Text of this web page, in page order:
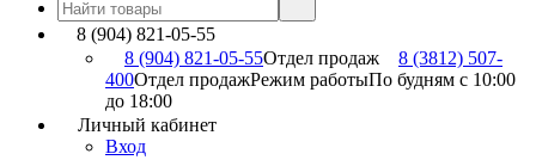
8 (904) 821-05-55
8 (904) 821-05-55Отдел продаж
8 (3812) 507-
400Отдел продажРежим работыПо будням с 10:00
до 18:00
Личный кабинет
Вход